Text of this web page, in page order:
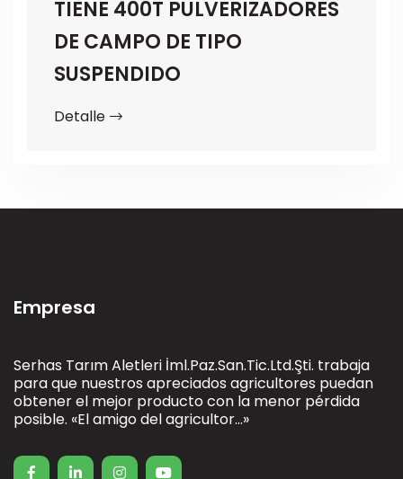
TIENE 400T PULVERIZADORES
DE CAMPO DE TIPO
SUSPENDIDO
Detalle
Empresa
Serhas Tarım Aletleri İml.Paz.San.Tic.Ltd.Şti. trabaja
para que nuestros apreciados agricultores puedan
obtener el mejor producto con la menor pérdida
posible. «El amigo del agricultor...»